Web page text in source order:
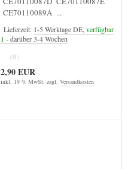
CE70110089A ...
Lieferzeit: 1-5 Werktage DE, verfügbar
1 - darüber 3-4 Wochen
(0)
2,90 EUR
inkl. 19 % MwSt. zzgl. Versandkosten